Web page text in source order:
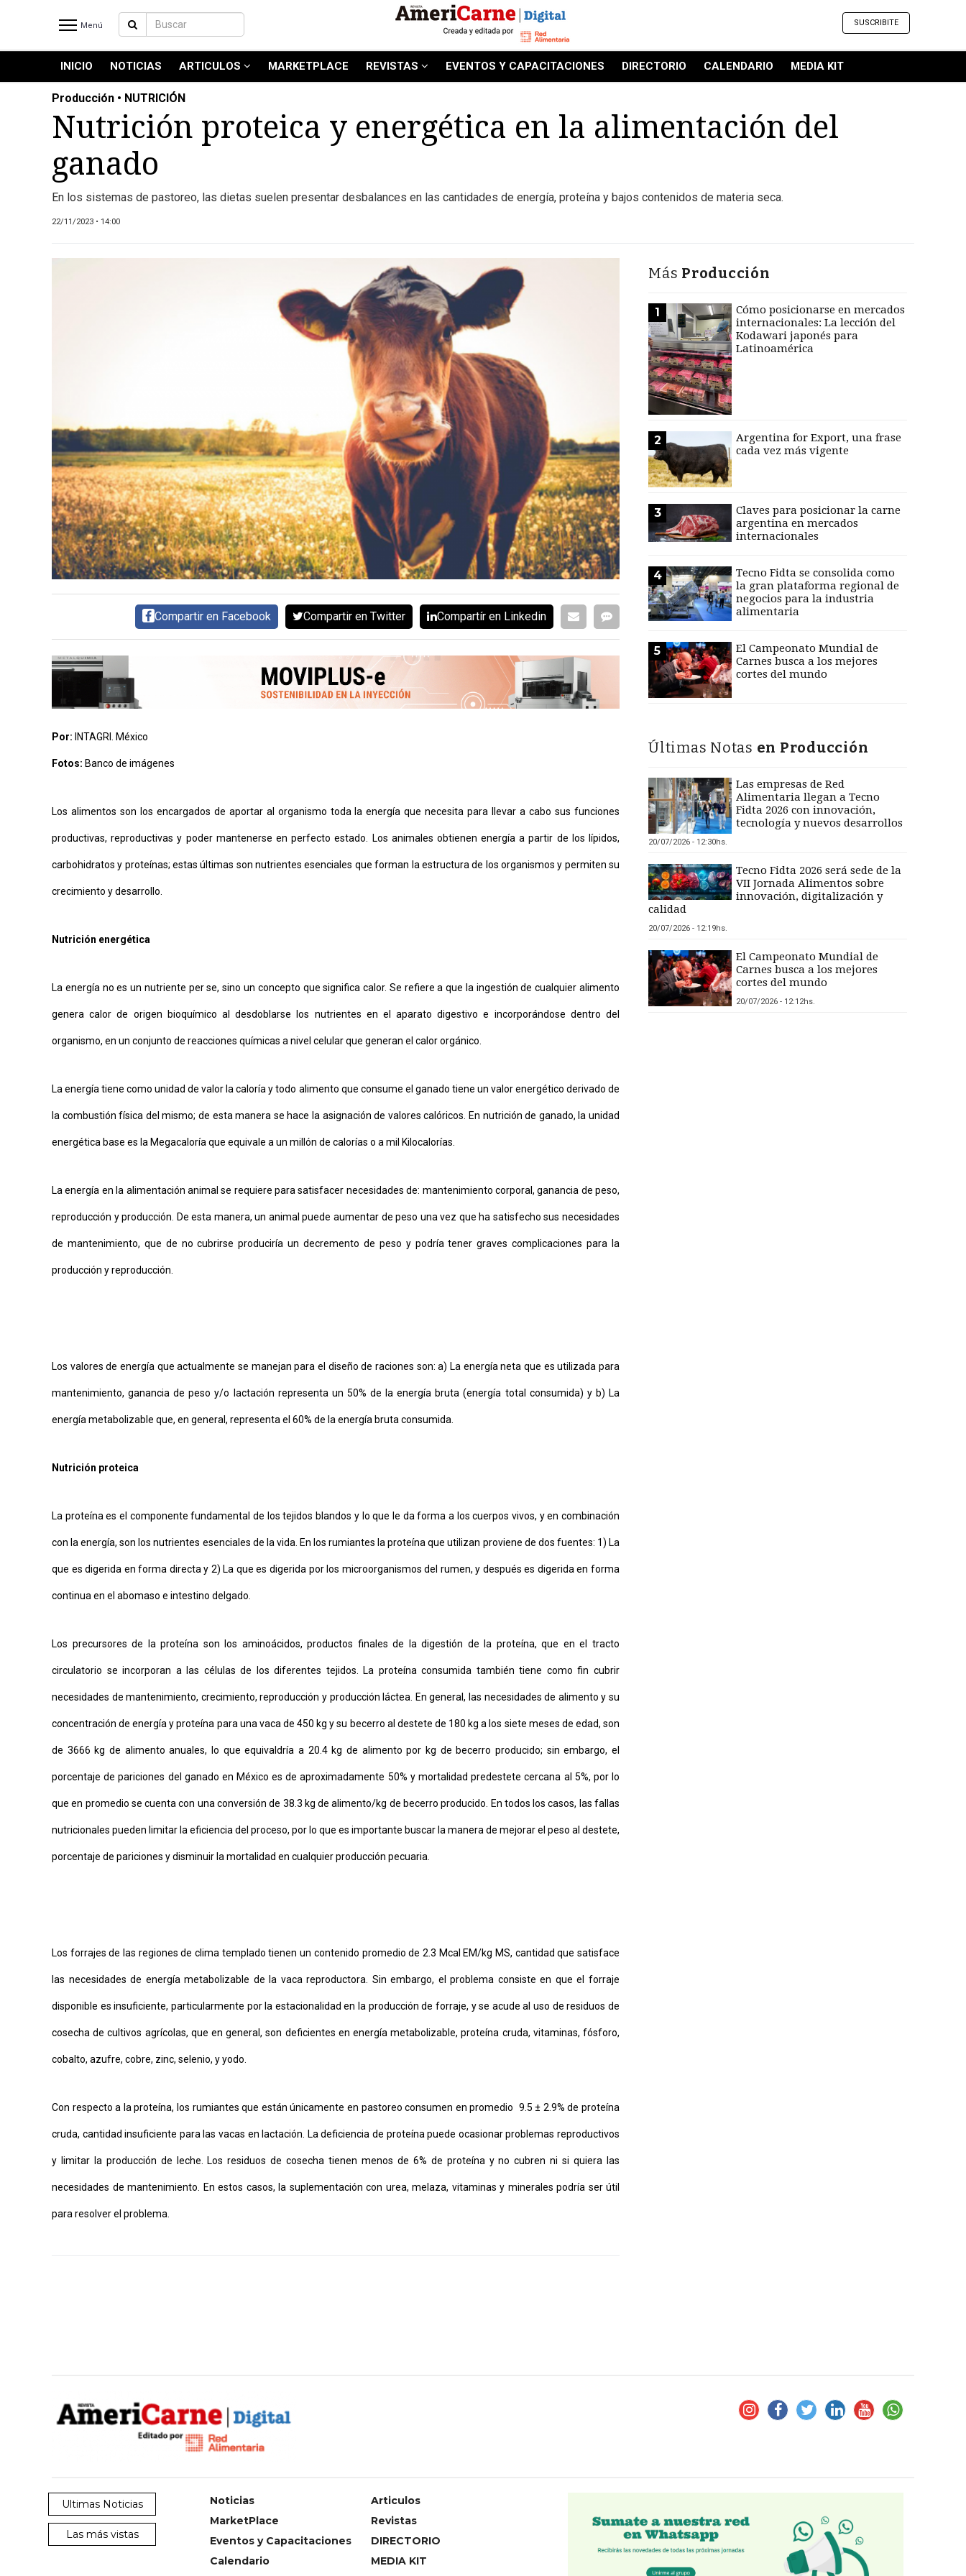
NOTICIAS RECIENTES
NOTICIAS
ARTICULOS
PRODUCCIÓN
PROCESO
PRODUCTO
NUEVOS PRODUCTOS
MEDIA KIT
SERVICIOS
CONTÁCTENOS
TÉRMINOS
POLÍTICAS
PRIVACIDAD
Menú SUSCRIBITE
INICIO NOTICIAS ARTICULOS MARKETPLACE REVISTAS EVENTOS Y CAPACITACIONES DIRECTORIO CALENDARIO MEDIA KIT
Producción • NUTRICIÓN
Nutrición proteica y energética en la alimentación del
ganado
En los sistemas de pastoreo, las dietas suelen presentar desbalances en las cantidades de energía, proteína y bajos contenidos de materia seca.
22/11/2023 • 14:00
Compartir en Facebook Compartir en Twitter Compartír en Linkedin
Por: INTAGRI. México
Fotos: Banco de imágenes
Los alimentos son los encargados de aportar al organismo toda la energía que necesita para llevar a cabo sus funciones
productivas, reproductivas y poder mantenerse en perfecto estado. Los animales obtienen energía a partir de los lípidos,
carbohidratos y proteínas; estas últimas son nutrientes esenciales que forman la estructura de los organismos y permiten su
crecimiento y desarrollo.
Nutrición energética
La energía no es un nutriente per se, sino un concepto que significa calor. Se refiere a que la ingestión de cualquier alimento
genera calor de origen bioquímico al desdoblarse los nutrientes en el aparato digestivo e incorporándose dentro del
organismo, en un conjunto de reacciones químicas a nivel celular que generan el calor orgánico.
La energía tiene como unidad de valor la caloría y todo alimento que consume el ganado tiene un valor energético derivado de
la combustión física del mismo; de esta manera se hace la asignación de valores calóricos. En nutrición de ganado, la unidad
energética base es la Megacaloría que equivale a un millón de calorías o a mil Kilocalorías.
La energía en la alimentación animal se requiere para satisfacer necesidades de: mantenimiento corporal, ganancia de peso,
reproducción y producción. De esta manera, un animal puede aumentar de peso una vez que ha satisfecho sus necesidades
de mantenimiento, que de no cubrirse produciría un decremento de peso y podría tener graves complicaciones para la
producción y reproducción.
Los valores de energía que actualmente se manejan para el diseño de raciones son: a) La energía neta que es utilizada para
mantenimiento, ganancia de peso y/o lactación representa un 50% de la energía bruta (energía total consumida) y b) La
energía metabolizable que, en general, representa el 60% de la energía bruta consumida.
Nutrición proteica
La proteína es el componente fundamental de los tejidos blandos y lo que le da forma a los cuerpos vivos, y en combinación
con la energía, son los nutrientes esenciales de la vida. En los rumiantes la proteína que utilizan proviene de dos fuentes: 1) La
que es digerida en forma directa y 2) La que es digerida por los microorganismos del rumen, y después es digerida en forma
continua en el abomaso e intestino delgado.
Los precursores de la proteína son los aminoácidos, productos finales de la digestión de la proteína, que en el tracto
circulatorio se incorporan a las células de los diferentes tejidos. La proteína consumida también tiene como fin cubrir
necesidades de mantenimiento, crecimiento, reproducción y producción láctea. En general, las necesidades de alimento y su
concentración de energía y proteína para una vaca de 450 kg y su becerro al destete de 180 kg a los siete meses de edad, son
de 3666 kg de alimento anuales, lo que equivaldría a 20.4 kg de alimento por kg de becerro producido; sin embargo, el
porcentaje de pariciones del ganado en México es de aproximadamente 50% y mortalidad predestete cercana al 5%, por lo
que en promedio se cuenta con una conversión de 38.3 kg de alimento/kg de becerro producido. En todos los casos, las fallas
nutricionales pueden limitar la eficiencia del proceso, por lo que es importante buscar la manera de mejorar el peso al destete,
porcentaje de pariciones y disminuir la mortalidad en cualquier producción pecuaria.
Los forrajes de las regiones de clima templado tienen un contenido promedio de 2.3 Mcal EM/kg MS, cantidad que satisface
las necesidades de energía metabolizable de la vaca reproductora. Sin embargo, el problema consiste en que el forraje
disponible es insuficiente, particularmente por la estacionalidad en la producción de forraje, y se acude al uso de residuos de
cosecha de cultivos agrícolas, que en general, son deficientes en energía metabolizable, proteína cruda, vitaminas, fósforo,
cobalto, azufre, cobre, zinc, selenio, y yodo.
Con respecto a la proteína, los rumiantes que están únicamente en pastoreo consumen en promedio 9.5 ± 2.9% de proteína
cruda, cantidad insuficiente para las vacas en lactación. La deficiencia de proteína puede ocasionar problemas reproductivos
y limitar la producción de leche. Los residuos de cosecha tienen menos de 6% de proteína y no cubren ni si quiera las
necesidades de mantenimiento. En estos casos, la suplementación con urea, melaza, vitaminas y minerales podría ser útil
para resolver el problema.
Más Producción
1
Cómo posicionarse en mercados
internacionales: La lección del
Kodawari japonés para
Latinoamérica
2
Argentina for Export, una frase
cada vez más vigente
3
Claves para posicionar la carne
argentina en mercados
internacionales
4
Tecno Fidta se consolida como
la gran plataforma regional de
negocios para la industria
alimentaria
5
El Campeonato Mundial de
Carnes busca a los mejores
cortes del mundo
Últimas Notas en Producción
Las empresas de Red
Alimentaria llegan a Tecno
Fidta 2026 con innovación,
tecnología y nuevos desarrollos
20/07/2026 - 12:30hs.
Tecno Fidta 2026 será sede de la
VII Jornada Alimentos sobre
innovación, digitalización y
calidad
20/07/2026 - 12:19hs.
El Campeonato Mundial de
Carnes busca a los mejores
cortes del mundo
20/07/2026 - 12:12hs.
Ultimas Noticias
Las más vistas
Noticias
Articulos
MarketPlace
Revistas
Eventos y Capacitaciones
DIRECTORIO
Calendario
MEDIA KIT